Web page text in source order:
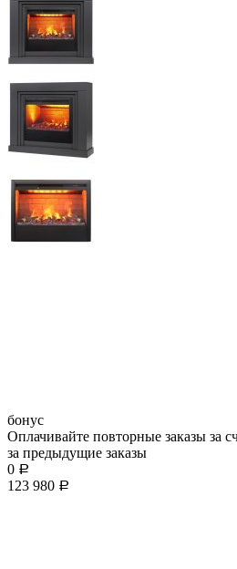
бонус
Оплачивайте повторные заказы за
за предыдущие заказы
0 Р
123 980 Р